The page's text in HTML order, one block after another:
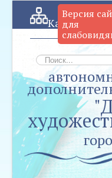
Карт
а сайта
Версия
для
Искать...